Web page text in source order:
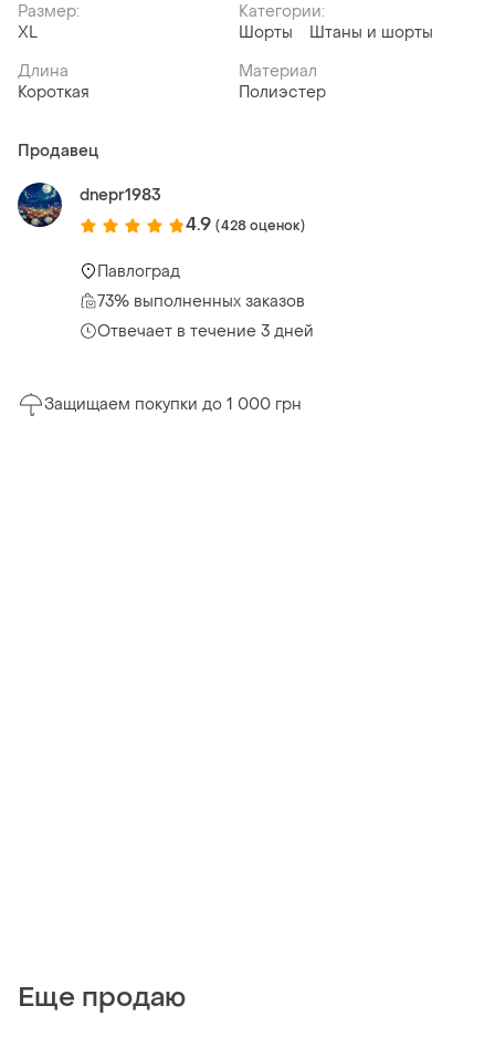
Размер:
XL
Категории:
Шорты
Штаны и шорты
Длина
Короткая
Материал
Полиэстер
Продавец
dnepr1983
4.9 (428 оценок)
Павлоград
73% выполненных заказов
Отвечает в течение 3 дней
Защищаем покупки до 1 000 грн
Еще продаю